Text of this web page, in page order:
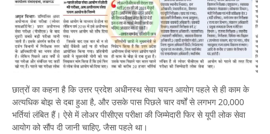
छात्रों का कहना है कि उत्तर प्रदेश अधीनस्थ सेवा चयन आयोग पहले से ही काम के
अत्यधिक बोझ से दबा हुआ है, और उसके पास पिछले चार वर्षों से लगभग 20,000
भर्तियां लंबित हैं। ऐसे में लोअर पीसीएस परीक्षा की जिम्मेदारी फिर से यूपी लोक सेवा
आयोग को सौंप दी जानी चाहिए, जैसा पहले था।